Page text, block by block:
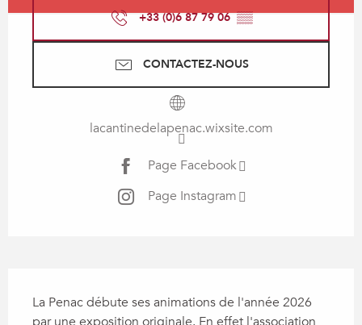
+33 (0)6 87 79 06▒▒
CONTACTEZ-NOUS
lacantinedelapenac.wixsite.com
Page Facebook
Page Instagram
La Penac débute ses animations de l'année 2026